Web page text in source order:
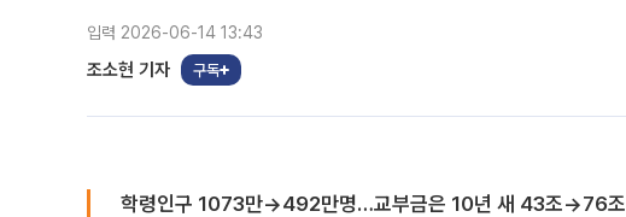
입력 2026-06-14 13:43
조소현 기자 구독
학령인구 1073만→492만명…교부금은 10년 새 43조→76조